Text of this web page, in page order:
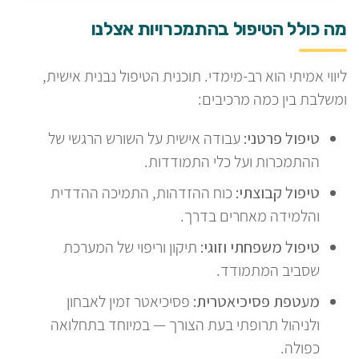
מה כולל הטיפול בהתמכרויות אצלנו
ליווי אמיתי הוא רב-מימדי. תוכנית הטיפול נבנית אישית,
ומשלבת בין כמה מרכיבים:
טיפול פרטני:עבודה אישית על השורש הרגשי של
ההתמכרות ועל כלי התמודדות.
טיפול קבוצתי: כוח ההזדהות, התמיכה ההדדית
והלמידה מאחרים בדרך.
טיפול משפחתי וזוגי: תיקון וריפוי של המערכת
שסביב המתמודד.
מעטפת פסיכיאטרית: פסיכיאטר זמין לאבחון
ולניהול תרופתי בעת הצורך — במיוחד בתחלואה
כפולה.